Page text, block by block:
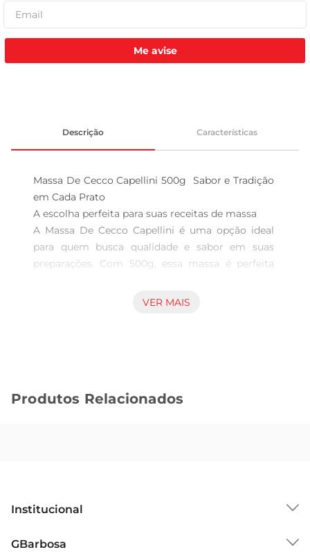
Me avise
Descrição Características
Massa De Cecco Capellini 500g  Sabor e Tradição
em Cada Prato
A escolha perfeita para suas receitas de massa
A Massa De Cecco Capellini é uma opção ideal
para quem busca qualidade e sabor em suas
preparações. Com 500g, essa massa é perfeita
toda a família. O capellini, conhecido por sua
De Cecco Capellini é elaborada seguindo
tornandoa uma escolha confiável para qualquer
Versatilidadena cozinha
VER MAIS
Produtos Relacionados
Institucional
GBarbosa